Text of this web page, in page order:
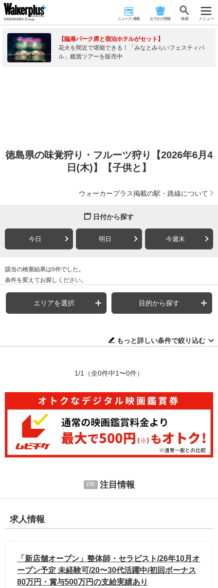
ニュース･連載 おでかけ情報 検 索 メニュー
【臨港パーク席と宿泊ホテルがセット】
花火を間近で堪能できる！「みなとみらいフェスティバ
ル」鑑賞ツアーを販売中
徳島県の味覚狩り・フルーツ狩り【2026年6月4
日(木)】【子供と】
ウォーカープラス掲載の駅・路線について
日付から探す
今日 明日 今週末
該当の検索結果は0件でした。
条件を変えてお探しください。
エリアを選択 目的から探す
もっと詳しい条件で絞り込む
1/1 （全0件中1〜0件）
注目情報
求人情報
「新店舗オープン」整体師・セラピスト/26年10月オ
ープン予定 未経験可/20〜30代活躍中/初回ボーナス
80万円・賞与500万円の支給実績あり